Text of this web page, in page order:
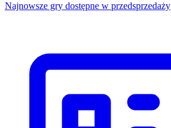
Najnowsze gry dostępne w przedsprzedaży